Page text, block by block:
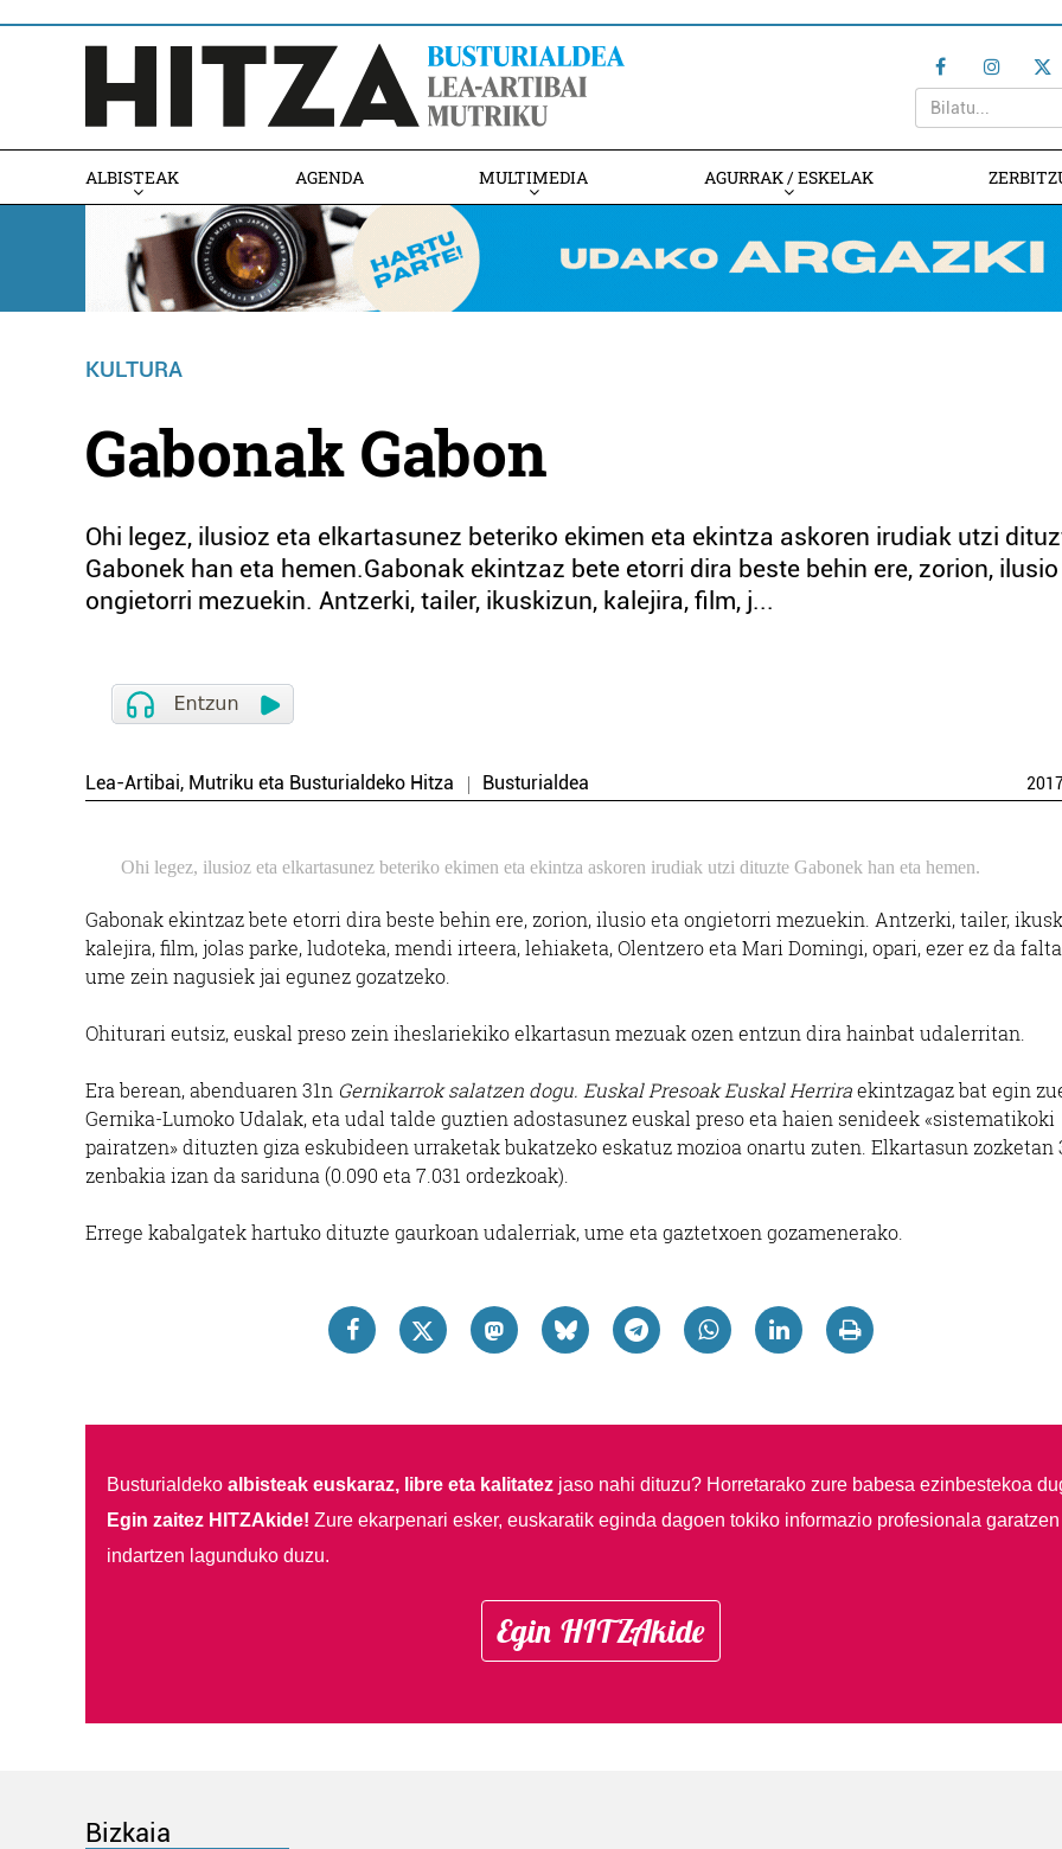
ALBISTEAK AGENDA MULTIMEDIA AGURRAK / ESKELAK
KULTURA
Gabonak Gabon
Ohi legez, ilusioz eta elkartasunez beteriko ekimen eta ekintza askoren irudiak utzi
Gabonek han eta hemen.Gabonak ekintzaz bete etorri dira beste behin ere, zorion,
ongietorri mezuekin. Antzerki, tailer, ikuskizun, kalejira, film, j...
Lea-Artibai, Mutriku eta Busturialdeko Hitza Busturialdea
Ohi legez, ilusioz eta elkartasunez beteriko ekimen eta ekintza askoren irudiak utzi dituzte Gabonek han eta hemen.
Gabonak ekintzaz bete etorri dira beste behin ere, zorion, ilusio eta ongietorri mezuekin. Antzerki, tailer,
kalejira, film, jolas parke, ludoteka, mendi irteera, lehiaketa, Olentzero eta Mari Domingi, opari, ezer ez da
ume zein nagusiek jai egunez gozatzeko.
Ohiturari eutsiz, euskal preso zein iheslariekiko elkartasun mezuak ozen entzun dira hainbat udalerritan.
Era berean, abenduaren 31n Gernikarrok salatzen dogu. Euskal Presoak Euskal Herriraekintzagaz bat egin
Gernika-Lumoko Udalak, eta udal talde guztien adostasunez euskal preso eta haien senideek «sistematikoki
pairatzen» dituzten giza eskubideen urraketak bukatzeko eskatuz mozioa onartu zuten. Elkartasun zozketan
zenbakia izan da sariduna (0.090 eta 7.031 ordezkoak).
Errege kabalgatek hartuko dituzte gaurkoan udalerriak, ume eta gaztetxoen gozamenerako.
Busturialdeko albisteak euskaraz, libre eta kalitatezjaso nahi dituzu? Horretarako zure babesa ezinbestekoa
Egin zaitez HITZAkide! Zure ekarpenari esker, euskaratik eginda dagoen tokiko informazio profesionala garatzen
indartzen lagunduko duzu.
Egin HITZAkide
Bizkaia